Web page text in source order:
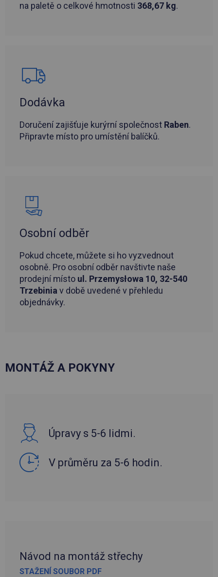
na paletě o celkové hmotnosti 368,67 kg.
Dodávka
Doručení zajišťuje kurýrní společnost Raben.
Připravte místo pro umístění balíčků.
Osobní odběr
Pokud chcete, můžete si ho vyzvednout
osobně. Pro osobní odběr navštivte naše
prodejní místo ul. Przemysłowa 10, 32-540
Trzebiniav době uvedené v přehledu
objednávky.
MONTÁŽ A POKYNY
Úpravy s 5-6 lidmi.
V průměru za 5-6 hodin.
Návod na montáž střechy
STAŽENÍ SOUBOR PDF